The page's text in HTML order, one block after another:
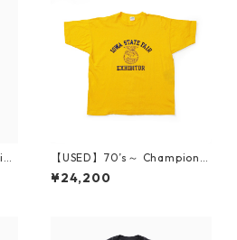
【USED】70’s～ Champion I
OWA STATE FAIR FFA T-Shir
t XL
¥24,200